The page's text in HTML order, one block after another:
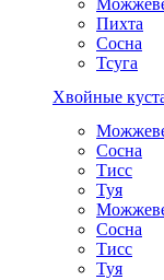
Пихта
Сосна
Тсуга
Хвойные
Сосна
Тисс
Туя
Сосна
Тисс
Туя